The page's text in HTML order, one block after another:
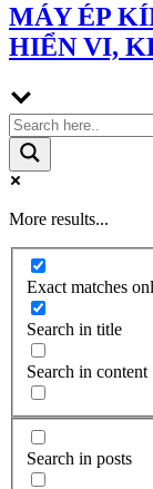
MÁY ÉP
HIỂN VI,
More results...
Exact matches
Search in title
Search in content
Search in posts